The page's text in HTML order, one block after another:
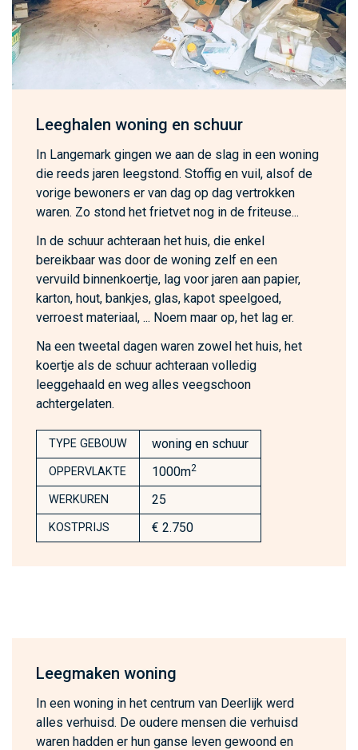
Leeghalen woning en schuur
In Langemark gingen we aan de slag in een woning
die reeds jaren leegstond. Stoffig en vuil, alsof de
vorige bewoners er van dag op dag vertrokken
waren. Zo stond het frietvet nog in de friteuse...
In de schuur achteraan het huis, die enkel
bereikbaar was door de woning zelf en een
vervuild binnenkoertje, lag voor jaren aan papier,
karton, hout, bankjes, glas, kapot speelgoed,
verroest materiaal, ... Noem maar op, het lag er.
Na een tweetal dagen waren zowel het huis, het
koertje als de schuur achteraan volledig
leeggehaald en weg alles veegschoon
achtergelaten.
TYPE GEBOUW woning en schuur
OPPERVLAKTE 1000m2
WERKUREN 25
KOSTPRIJS € 2.750
Leegmaken woning
In een woning in het centrum van Deerlijk werd
alles verhuisd. De oudere mensen die verhuisd
waren hadden er hun ganse leven gewoond en